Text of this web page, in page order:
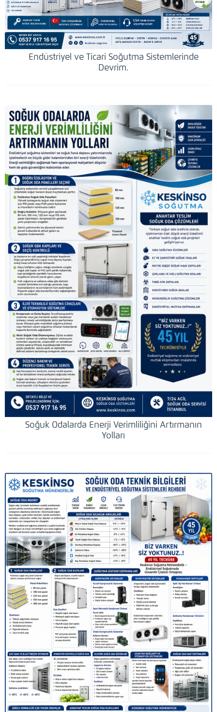
Endüstriyel ve Ticari Soğutma Sistemlerinde
Devrim.
Soğuk Odalarda Enerji Verimliliğini Artırmanın
Yolları